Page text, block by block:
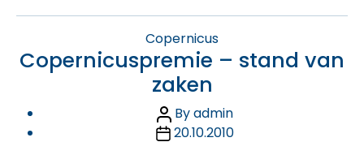
Categories
Copernicus
Copernicuspremie – stand van
zaken
Post
author
Byadmin
Post20.10.2010